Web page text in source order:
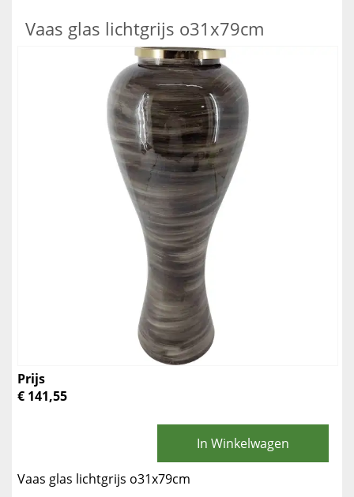
Vaas glas lichtgrijs o31x79cm
Prijs
€ 141,55
In Winkelwagen
Vaas glas lichtgrijs o31x79cm